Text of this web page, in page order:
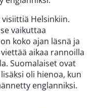
Helsinkiin.
vaikuttaa
koko ajan läsnä ja
aikaa rannoilla
Suomalaiset ovat
oli hienoa, kun
englanniksi.